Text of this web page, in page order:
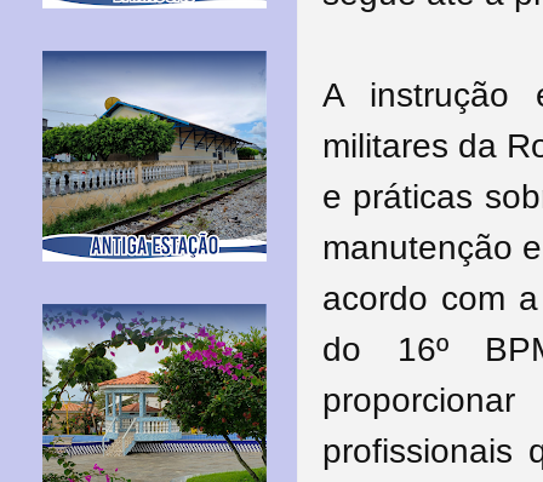
A instrução
militares da
e práticas
manutenção
acordo com
do 16º
profissionais